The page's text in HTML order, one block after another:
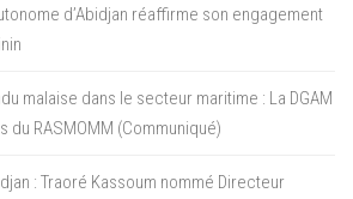
d’Abidjan réaffirme son engagement
malaise dans le secteur maritime : La DGAM
RASMOMM (Communiqué)
: Traoré Kassoum nommé Directeur